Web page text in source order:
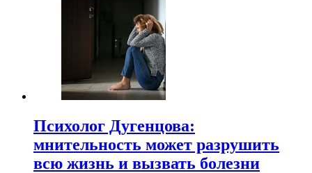
Психолог Дугенцова:
мнительность может разрушить
всю жизнь и вызвать болезни